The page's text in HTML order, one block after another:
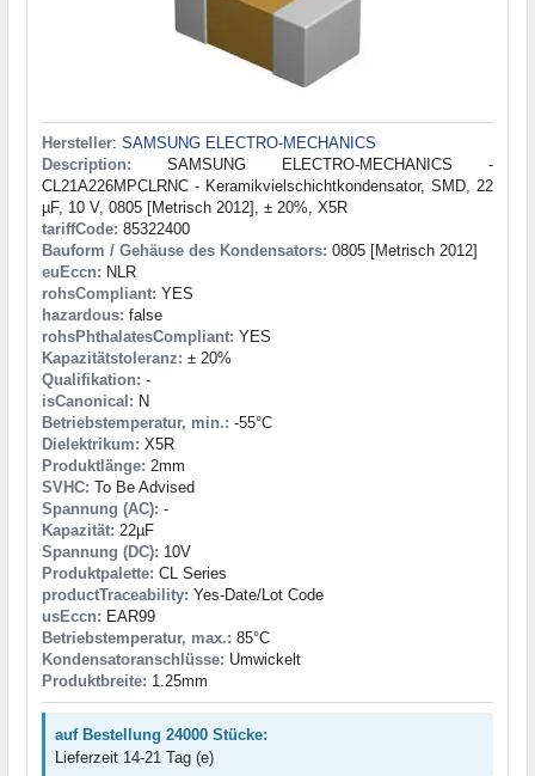
Hersteller: SAMSUNG ELECTRO-MECHANICS
Description: SAMSUNG ELECTRO-MECHANICS -
CL21A226MPCLRNC - Keramikvielschichtkondensator, SMD, 22
µF, 10 V, 0805 [Metrisch 2012], ± 20%, X5R
tariffCode: 85322400
Bauform / Gehäuse des Kondensators: 0805 [Metrisch 2012]
euEccn: NLR
rohsCompliant: YES
hazardous: false
rohsPhthalatesCompliant: YES
Kapazitätstoleranz: ± 20%
Qualifikation: -
isCanonical: N
Betriebstemperatur, min.: -55°C
Dielektrikum: X5R
Produktlänge: 2mm
SVHC: To Be Advised
Spannung (AC): -
Kapazität: 22µF
Spannung (DC): 10V
Produktpalette: CL Series
productTraceability: Yes-Date/Lot Code
usEccn: EAR99
Betriebstemperatur, max.: 85°C
Kondensatoranschlüsse: Umwickelt
Produktbreite: 1.25mm
auf Bestellung 24000 Stücke:
Lieferzeit 14-21 Tag (e)